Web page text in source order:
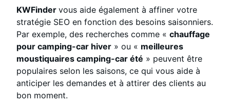
KWFinder vous aide également à affiner votre
stratégie SEO en fonction des besoins saisonniers.
Par exemple, des recherches comme « chauffage
pour camping-car hiver » ou « meilleures
moustiquaires camping-car été » peuvent être
populaires selon les saisons, ce qui vous aide à
anticiper les demandes et à attirer des clients au
bon moment.